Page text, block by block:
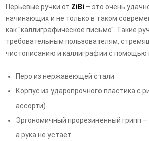
Перьевые ручки от ZiBi – это очень
начинающих и не только в таком
как "каллиграфическое письмо". Такие
требовательным пользователям,
чистописанию и каллиграфии с помощью
Перо из нержавеющей стали
Корпус из ударопрочного пластика с
ассорти)
Эргономичный прорезиненный грипп
а рука не устает